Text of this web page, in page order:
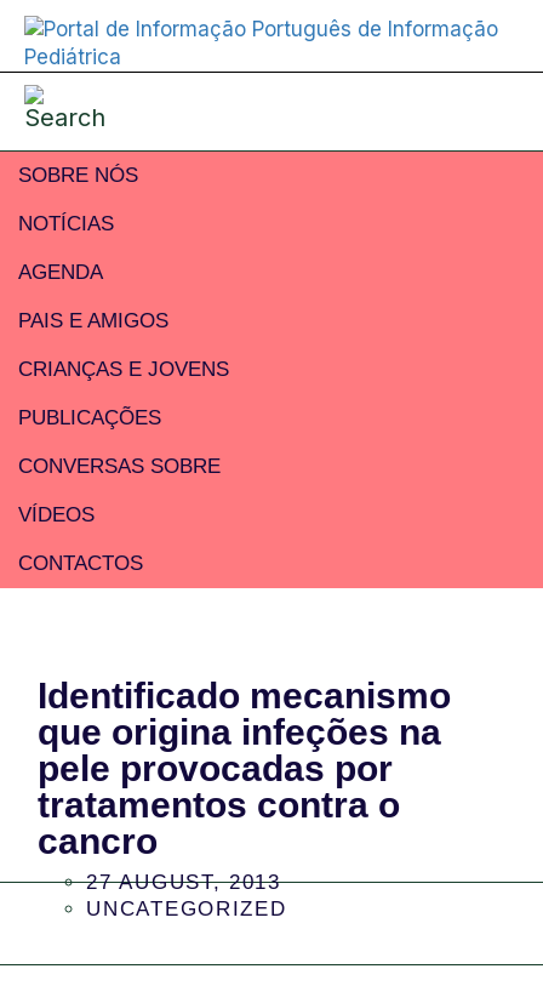
SOBRE NÓS
NOTÍCIAS
AGENDA
PAIS E AMIGOS
CRIANÇAS E JOVENS
PUBLICAÇÕES
CONVERSAS SOBRE
VÍDEOS
CONTACTOS
Identificado mecanismo
que origina infeções na
pele provocadas por
tratamentos contra o
cancro
27 AUGUST, 2013
UNCATEGORIZED